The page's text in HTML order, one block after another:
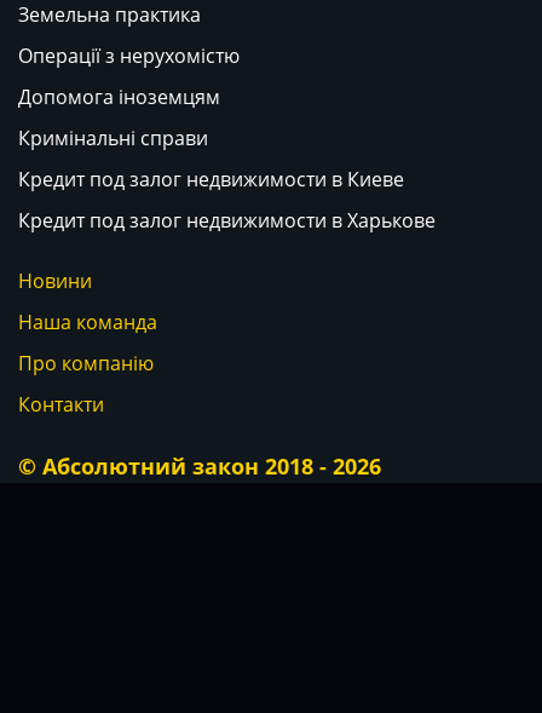
Земельна практика
Операції з нерухомістю
Допомога іноземцям
Кримінальні справи
Кредит под залог недвижимости в Киеве
Кредит под залог недвижимости в Харькове
Новини
Наша команда
Про компанію
Контакти
© Абсолютний закон 2018 - 2026